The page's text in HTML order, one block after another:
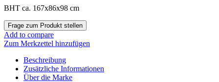
BHT ca. 167x86x98 cm
Add to compare
Zum Merkzettel hinzufügen
Beschreibung
Zusätzliche Informationen
Über die Marke